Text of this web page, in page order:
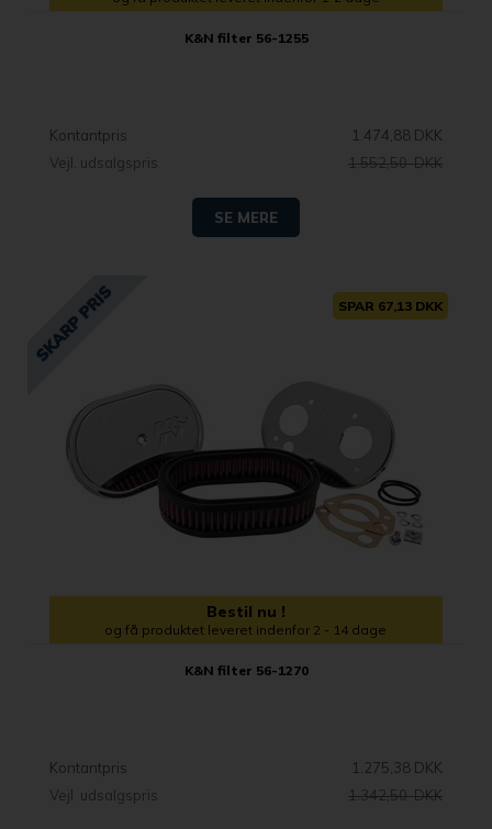
K&N filter 56-1255
Kontantpris
1.474,88 DKK
Vejl. udsalgspris
1.552,50 DKK
SE MERE
SPAR 67,13 DKK
Bestil nu !
og få produktet leveret indenfor 2 - 14 dage
K&N filter 56-1270
Kontantpris
1.275,38 DKK
Vejl. udsalgspris
1.342,50 DKK